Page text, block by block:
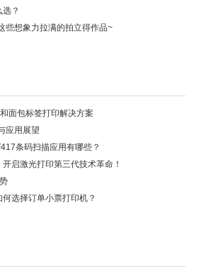
？
些想象力拉满的拍立得作品~
面包标签打印解决方案
应用展望
条码扫描应用有哪些？
启激光打印第三代技术革命！
选择订单小票打印机？